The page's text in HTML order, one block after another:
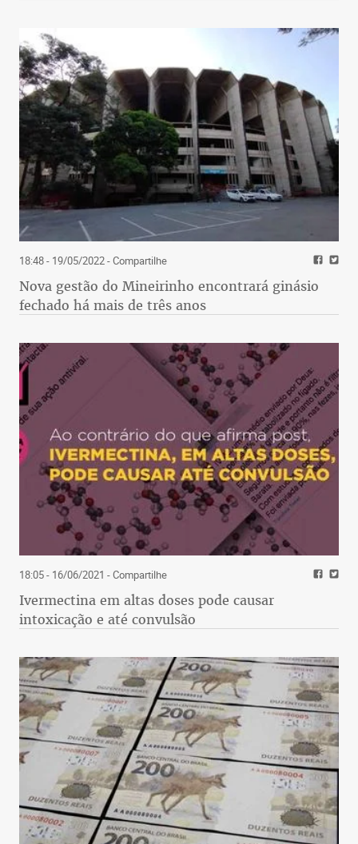
18:48 - 19/05/2022- Compartilhe
Nova gestão do Mineirinho encontrará ginásio
fechado há mais de três anos
18:05 - 16/06/2021 - Compartilhe
Ivermectina em altas doses pode causar
intoxicação e até convulsão